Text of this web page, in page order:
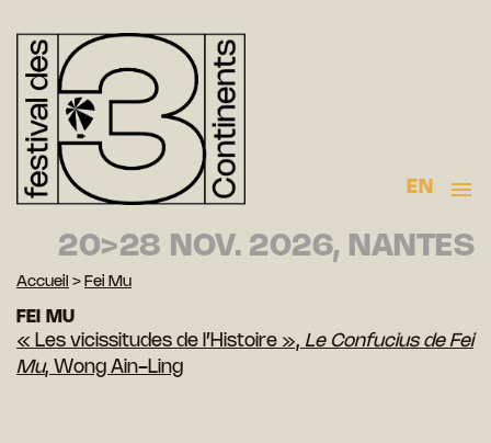
EN
20>28 NOV. 2026, NANTES
Accueil > Fei Mu
FEI MU
« Les vicissitudes de l’Histoire », Le Confucius de Fei
Mu, Wong Ain-Ling